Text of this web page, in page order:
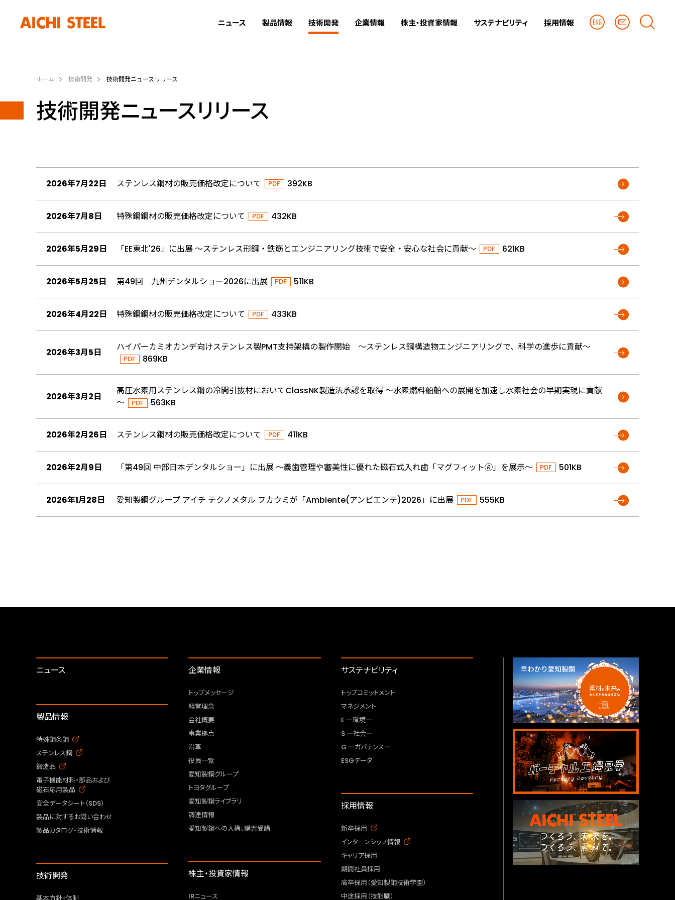
ニュース 製品情報 技術開発 企業情報 株主・投資家情報 サステナビリティ 採用情報
ホーム 技術開発 技術開発ニュースリリース
技術開発ニュースリリース
2026年7月22日 ステンレス鋼材の販売価格改定について 392KB
2026年7月8日 特殊鋼鋼材の販売価格改定について 432KB
2026年5月29日 「EE東北'26」に出展 ～ステンレス形鋼・鉄筋とエンジニアリング技術で安全・安心な社会に貢献～ 621KB
2026年5月25日 第49回 九州デンタルショー2026に出展 511KB
2026年4月22日 特殊鋼鋼材の販売価格改定について 433KB
2026年3月5日
ハイパーカミオカンデ向けステンレス製PMT支持架構の製作開始 ～ステンレス鋼構造物エンジニアリングで、科学の進歩に貢献～
869KB
2026年3月2日
高圧水素用ステンレス鋼の冷間引抜材においてClassNK製造法承認を取得 ～水素燃料船舶への展開を加速し水素社会の早期実現に貢献
～
563KB
2026年2月26日 ステンレス鋼材の販売価格改定について 411KB
2026年2月9日 「第49回 中部日本デンタルショー」に出展 ～義歯管理や審美性に優れた磁石式入れ歯「マグフィット🄬」を展示～ 501KB
2026年1月28日 愛知製鋼グループ アイチ テクノメタル フカウミが「Ambiente(アンビエンテ)2026」に出展 555KB
ニュース
製品情報
特殊鋼条鋼
ステンレス鋼
鍛造品
電子機能材料・部品および
磁石応用製品
安全データシート（SDS）
製品に対するお問い合わせ
製品カタログ・技術情報
技術開発
企業情報
トップメッセージ
経営理念
会社概要
事業拠点
沿革
役員一覧
愛知製鋼グループ
トヨタグループ
愛知製鋼ライブラリ
調達情報
愛知製鋼への入構、講習受講
株主・投資家情報
IRニュース
サステナビリティ
トップコミットメント
マネジメント
E ―環境―
S ―社会―
G ―ガバナンス―
ESGデータ
採用情報
新卒採用
インターンシップ情報
キャリア採用
期間社員採用
高卒採用（愛知製鋼技術学園）
中途採用（技能職）